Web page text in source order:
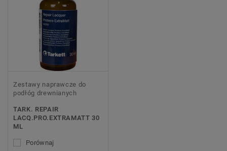
Zestawy naprawcze do
podłóg drewnianych
TARK. REPAIR
LACQ.PRO.EXTRAMATT 30
ML
Porównaj